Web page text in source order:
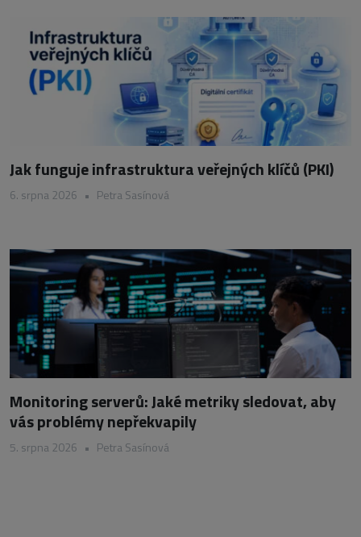
Jak funguje infrastruktura veřejných klíčů (PKI)
6. srpna 2026 • Petra Sasínová
Monitoring serverů: Jaké metriky sledovat, aby
vás problémy nepřekvapily
5. srpna 2026 • Petra Sasínová